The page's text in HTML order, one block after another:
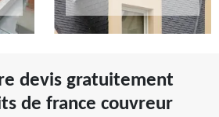
devis gratuitement
de france couvreur